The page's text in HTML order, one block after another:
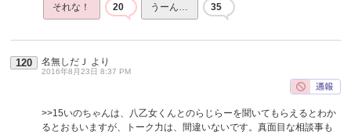
それな！ 20 うーん… 35
120 名無しだＪ より
2016年8月23日 8:37 PM
>>15いのちゃんは、八乙女くんとのらじらーを聞いてもらえるとわか
るとおもいますが、トーク力は、間違いないです。真面目な相談事も